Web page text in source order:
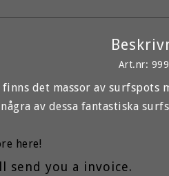
Art.nr:
finns det massor av surfspots
av dessa fantastiska
here!
send you a invoice.